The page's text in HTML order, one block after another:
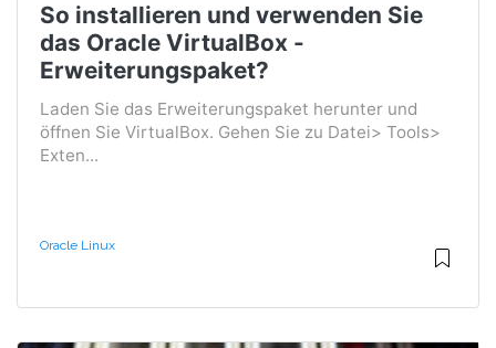
So installieren und verwenden Sie
das Oracle VirtualBox -
Erweiterungspaket?
Laden Sie das Erweiterungspaket herunter und
öffnen Sie VirtualBox. Gehen Sie zu Datei> Tools>
Exten...
Oracle Linux